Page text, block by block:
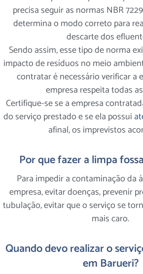
precisa seguir as normas NBR
determina o modo correto para
descarte dos
Sendo assim, esse tipo de norma
impacto de resíduos no meio
contratar é necessário verificar a
empresa respeita todas
Certifique-se se a empresa
do serviço prestado e se ela possui
afinal, os imprevistos
Por que fazer a limpa
Para impedir a contaminação da
empresa, evitar doenças, prevenir
tubulação, evitar que o serviço se
mais caro.
Quando devo realizar o
em Barueri?